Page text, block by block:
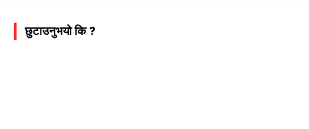
छुटाउनुभयो कि ?